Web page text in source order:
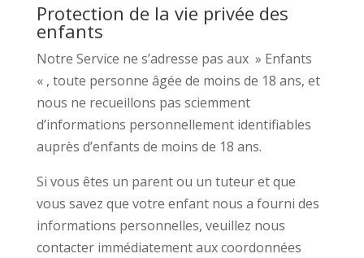
Protection de la vie privée des
enfants
Notre Service ne s’adresse pas aux » Enfants
« , toute personne âgée de moins de 18 ans, et
nous ne recueillons pas sciemment
d’informations personnellement identifiables
auprès d’enfants de moins de 18 ans.
Si vous êtes un parent ou un tuteur et que
vous savez que votre enfant nous a fourni des
informations personnelles, veuillez nous
contacter immédiatement aux coordonnées